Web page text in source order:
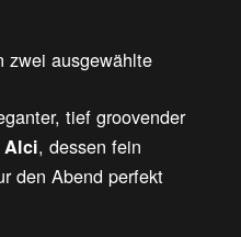
zwei ausgewählte
tief groovender
Alci, dessen fein
den Abend perfekt